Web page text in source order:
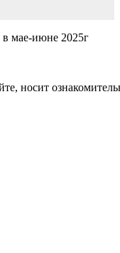
мае-июне 2025г
носит